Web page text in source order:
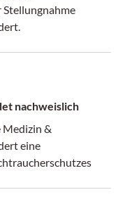
Stellungnahme
nachweislich
Medizin &
eine